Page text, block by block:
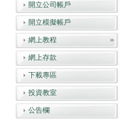
開立公司帳戶
開立模擬帳戶
網上教程
網上存款
下載專區
投資教室
公告欄